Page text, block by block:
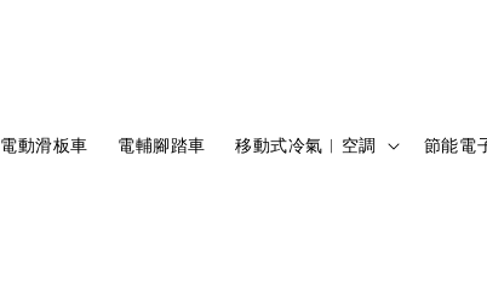
電動滑板車 電輔腳踏車 移動式冷氣︱空調 節能電